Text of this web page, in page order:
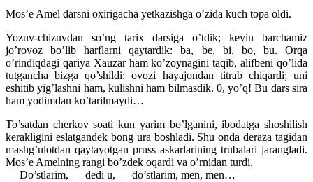
Mos’e Amel darsni oxirigacha yetkazishga o’zida kuch topa oldi.
Yozuv-chizuvdan so’ng tarix darsiga o’tdik; keyin barchamiz
jo’rovoz bo’lib harflarni qaytardik: ba, be, bi, bo, bu. Orqa
o’rindiqdagi qariya Xauzar ham ko’zoynagini taqib, alifbeni qo’lida
tutgancha bizga qo’shildi: ovozi hayajondan titrab chiqardi; uni
eshitib yig’lashni ham, kulishni ham bilmasdik. 0, yo’q! Bu dars sira
ham yodimdan ko’tarilmaydi…
To’satdan cherkov soati kun yarim bo’lganini, ibodatga shoshilish
kerakligini eslatgandek bong ura boshladi. Shu onda deraza tagidan
mashg’ulotdan qaytayotgan pruss askarlarining trubalari jarangladi.
Mos’e Amelning rangi bo’zdek oqardi va o’rnidan turdi.
— Do’stlarim, — dedi u, — do’stlarim, men, men…